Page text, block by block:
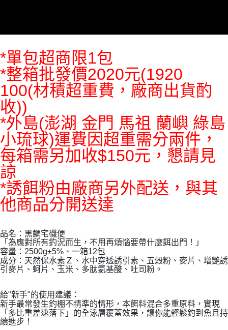
*單包超商限1包
*整箱批發價2020元(1920
100(材積超重費，廠商出貨酌
收))
*外島(澎湖 金門 馬祖 蘭嶼 綠島
小琉球)運費因超重需分兩件，
每箱需另加收$150元，懇請見
諒
*誘餌粉由廠商另外配送，與其
他商品分開送達
品名：黑鯛宅磯便
「為應對所有釣況而生，不用再煩惱要帶什麼餌出門！」
容量：2500g±5%、一箱12包
成分：天然保水素Ｚ、水中穿透誘引素、五穀粉、麥片、增艷誘
引麥片、蚵片、玉米、多肽氨基酸、吐司粉。
給"新手"的使用建議：
新手最常發生釣棚不精準的情形，本餌料混合多重原料，實現
「多比重差速落下」的全泳層覆蓋效果，讓你能輕鬆釣到魚且持
續進步！